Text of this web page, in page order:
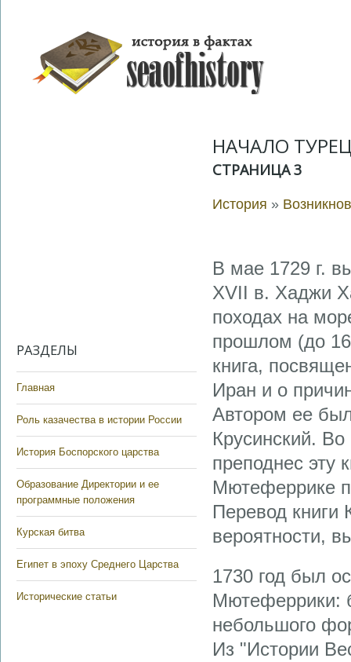
РАЗДЕЛЫ
Главная
Роль казачества в истории России
История Боспорского царства
Образование Директории и ее
программные положения
Курская битва
Египет в эпоху Среднего Царства
Исторические статьи
НАЧАЛО
СТРАНИЦА 3
История »
В мае 1729 г.
XVII в. Хаджи
походах на
прошлом (до
книга,
Иран и о
Автором ее
Крусинский.
преподнес эту
Мютеферрике
Перевод книги
вероятности,
1730 год был
Мютеферрики:
небольшого
Из "Истории